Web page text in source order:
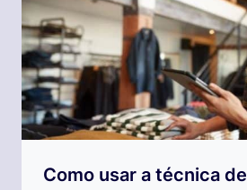
Como usar a técnica de